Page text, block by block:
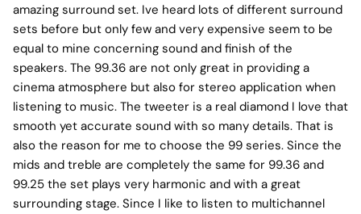
amazing surround set. Ive heard lots of different surround
sets before but only few and very expensive seem to be
equal to mine concerning sound and finish of the
speakers. The 99.36 are not only great in providing a
cinema atmosphere but also for stereo application when
listening to music. The tweeter is a real diamond I love that
smooth yet accurate sound with so many details. That is
also the reason for me to choose the 99 series. Since the
mids and treble are completely the same for 99.36 and
99.25 the set plays very harmonic and with a great
surrounding stage. Since I like to listen to multichannel